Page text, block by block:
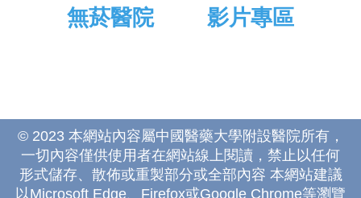
無菸醫院 影片專區
© 2023 本網站內容屬中國醫藥大學附設醫院所有，
一切內容僅供使用者在網站線上閱讀，禁止以任何
形式儲存、散佈或重製部分或全部內容 本網站建議
以Microsoft Edge、Firefox或Google Chrome等瀏覽